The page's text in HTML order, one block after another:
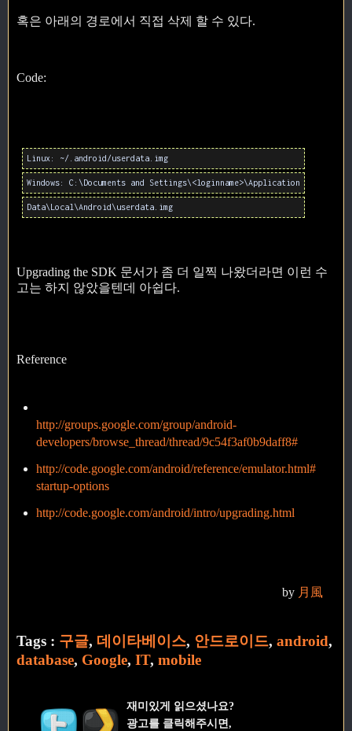
혹은 아래의 경로에서 직접 삭제 할 수 있다.
Code:
Linux: ~/.android/userdata.img
Windows: C:\Documents and Settings\<loginname>\Application
Data\Local\Android\userdata.img
Upgrading the SDK 문서가 좀 더 일찍 나왔더라면 이런 수
고는 하지 않았을텐데 아쉽다.
Reference
http://groups.google.com/group/android-
developers/browse_thread/thread/9c54f3af0b9daff8#
http://code.google.com/android/reference/emulator.html#
startup-options
http://code.google.com/android/intro/upgrading.html
by 月風
Tags : 구글, 데이타베이스, 안드로이드, android,
database, Google, IT, mobile
재미있게 읽으셨나요?
광고를 클릭해주시면,